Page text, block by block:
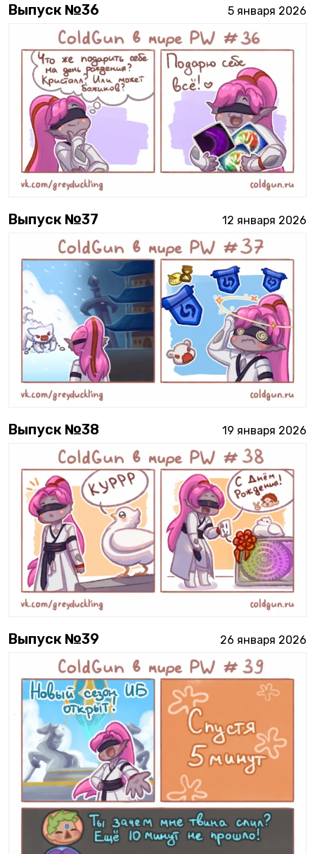
Выпуск №36 5 января 2026
Выпуск №37 12 января 2026
Выпуск №38 19 января 2026
Выпуск №39 26 января 2026